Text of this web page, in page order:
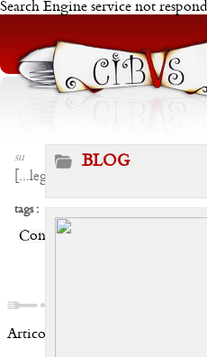
Search Engine service not
su
...leggi
tags :
Condividi:
Articoli correlati:
BLOG